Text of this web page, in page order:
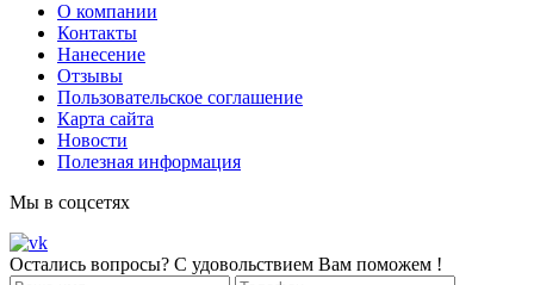
О компании
Контакты
Нанесение
Отзывы
Пользовательское соглашение
Карта сайта
Новости
Полезная информация
Мы в соцсетях
Остались вопросы? С удовольствием Вам поможем !